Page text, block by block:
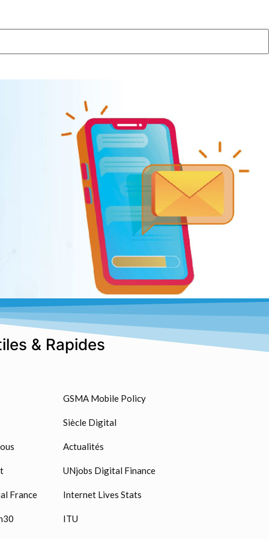
& Rapides
France
GSMA Mobile Policy
Siècle Digital
Actualités
UNjobs Digital Finance
Internet Lives Stats
ITU